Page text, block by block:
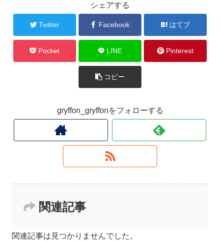
シェアする
Twitter Facebook はてブ
Pocket LINE Pinterest
コピー
gryffon_gryffonをフォローする
関連記事
関連記事は見つかりませんでした。